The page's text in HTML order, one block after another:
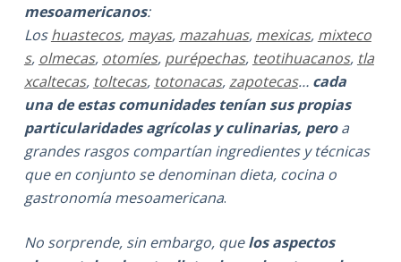
mesoamericanos:
Loshuastecos, mayas, mazahuas, mexicas, mixteco
s, olmecas, otomíes, purépechas, teotihuacanos, tla
xcaltecas, toltecas, totonacas,zapotecas… cada
una de estas comunidades tenían sus propias
particularidades agrícolas y culinarias, peroa
grandes rasgos compartían ingredientes y técnicas
que en conjunto se denominan dieta, cocina o
gastronomía mesoamericana.
No sorprende, sin embargo, quelos aspectos